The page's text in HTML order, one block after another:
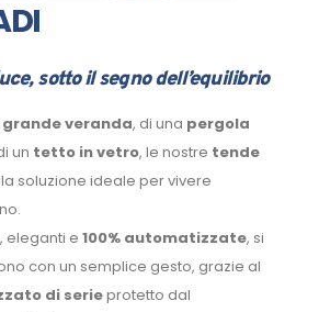
sotto il segno dell’equilibrio
grande veranda, di una pergola
un tetto in vetro, le nostre tende
soluzione ideale per vivere
eleganti e 100% automatizzate, si
con un semplice gesto, grazie al
di serieprotetto dal